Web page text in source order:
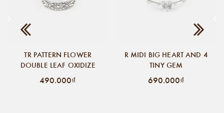
TR PATTERN FLOWER
DOUBLE LEAF OXIDIZE
490.000₫
R MIDI BIG HEART AND 4
TINY GEM
690.000₫